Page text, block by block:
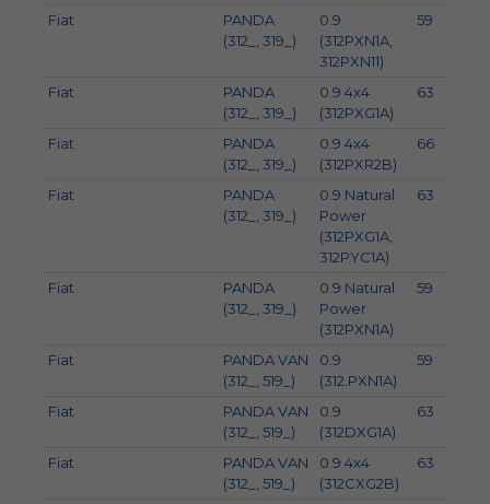
Fiat
PANDA
(312_, 319_)
0.9
(312PXN1A,
312PXN11)
59
Fiat
PANDA
(312_, 319_)
0.9 4x4
(312PXG1A)
63
Fiat
PANDA
(312_, 319_)
0.9 4x4
(312PXR2B)
66
Fiat
PANDA
(312_, 319_)
0.9 Natural
Power
(312PXG1A,
312PYC1A)
63
Fiat
PANDA
(312_, 319_)
0.9 Natural
Power
(312PXN1A)
59
Fiat
PANDA VAN
(312_, 519_)
0.9
(312.PXN1A)
59
Fiat
PANDA VAN
(312_, 519_)
0.9
(312DXG1A)
63
Fiat
PANDA VAN
(312_, 519_)
0.9 4x4
(312CXG2B)
63